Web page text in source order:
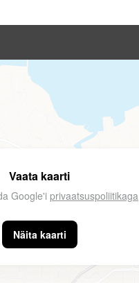
Vaata kaarti
Google'i privaatsuspoliitikaga
Näita kaarti